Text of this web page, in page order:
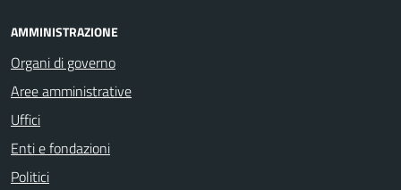
AMMINISTRAZIONE
Organi di governo
Aree amministrative
Uffici
Enti e fondazioni
Politici